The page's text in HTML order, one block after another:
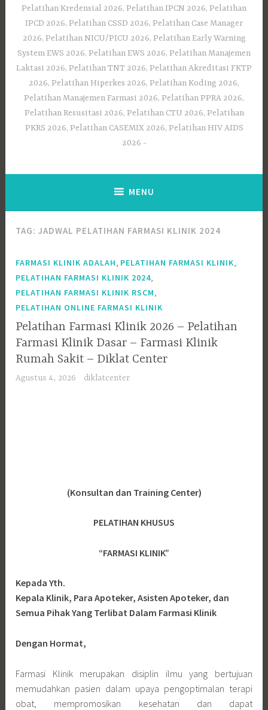
Pelatihan Kredensial 2026, Pelatihan IPCN 2026, Pelatihan
IPCD 2026, Pelatihan CSSD 2026, Pelatihan Case Manager
2026, Pelatihan NICU/PICU 2026, Pelatihan Early Warning
System EWS 2026, Pelatihan EWS 2026, Pelatihan Manajemen
Laktasi 2026, Pelatihan TNT 2026, Pelatihan Akreditasi FKTP
2026, Pelatihan Hiperkes 2026, Pelatihan Koding 2026,
Pelatihan Manajemen Farmasi 2026, Pelatihan PPRA 2026,
Pelatihan Resusitasi 2026, Pelatihan CTU 2026, Pelatihan
PKRS 2026, Pelatihan CASEMIX 2026, Pelatihan HIV AIDS
2026
MENU
TAG:JADWAL PELATIHAN FARMASI KLINIK 2024
FARMASI KLINIK ADALAH, PELATIHAN FARMASI KLINIK,
PELATIHAN FARMASI KLINIK 2024,
PELATIHAN FARMASI KLINIK RSCM,
PELATIHAN ONLINE FARMASI KLINIK
Pelatihan Farmasi Klinik 2026 – Pelatihan
Farmasi Klinik Dasar – Farmasi Klinik
Rumah Sakit – Diklat Center
Agustus 4, 2026 diklatcenter
(Konsultan dan Training Center)
PELATIHAN KHUSUS
“FARMASI KLINIK”
Kepada Yth.
Kepala Klinik, Para Apoteker, Asisten Apoteker, dan
Semua Pihak Yang Terlibat Dalam Farmasi Klinik
Dengan Hormat,
Farmasi Klinik merupakan disiplin ilmu yang bertujuan
memudahkan pasien dalam upaya pengoptimalan terapi
obat, mempromosikan kesehatan dan dapat